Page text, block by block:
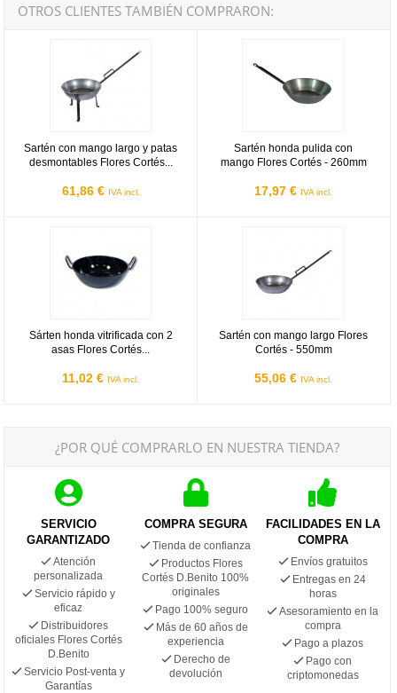
OTROS CLIENTES TAMBIÉN COMPRARON:
Sartén con mango largo y patas
desmontables Flores Cortés...
61,86 € IVA incl.
Sartén honda pulida con
mango Flores Cortés - 260mm
17,97 € IVA incl.
Sárten honda vitrificada con 2
asas Flores Cortés...
11,02 € IVA incl.
Sartén con mango largo Flores
Cortés - 550mm
55,06 € IVA incl.
¿POR QUÉ COMPRARLO EN NUESTRA TIENDA?
SERVICIO
GARANTIZADO
Atención
personalizada
Servicio rápido y
eficaz
Distribuidores
oficiales Flores Cortés
D.Benito
Servicio Post-venta y
Garantías
COMPRA SEGURA
Tienda de confianza
Productos Flores
Cortés D.Benito 100%
originales
Pago 100% seguro
Más de 60 años de
experiencia
Derecho de
devolución
FACILIDADES EN LA
COMPRA
Envíos gratuitos
Entregas en 24
horas
Asesoramiento en la
compra
Pago a plazos
Pago con
criptomonedas